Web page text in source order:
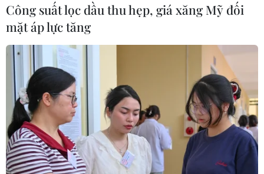
Công suất lọc dầu thu hẹp, giá xăng Mỹ đối
mặt áp lực tăng